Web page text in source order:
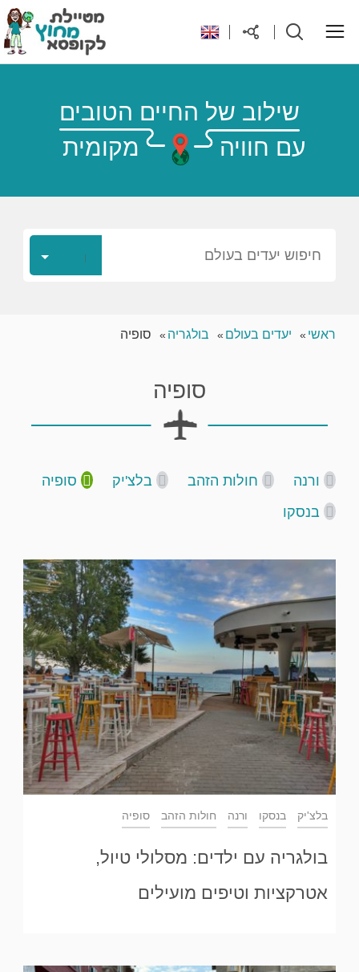
יעדים בעולם
טיפים והנחות לטיול
רילוקיישן לקפריסין
שילוב של החיים הטובים
עם חוויה
מקומית
חיפוש יעדים בעולם
ראשי יעדים בעולם בולגריה סופיה
סופיה
ורנה חולות הזהב בלצ'יק
סופיה
בנסקו
בלצ'יק בנסקו ורנה חולות הזהב סופיה
בולגריה עם ילדים: מסלולי טיול,
אטרקציות וטיפים מועילים